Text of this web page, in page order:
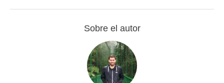
Sobre el autor